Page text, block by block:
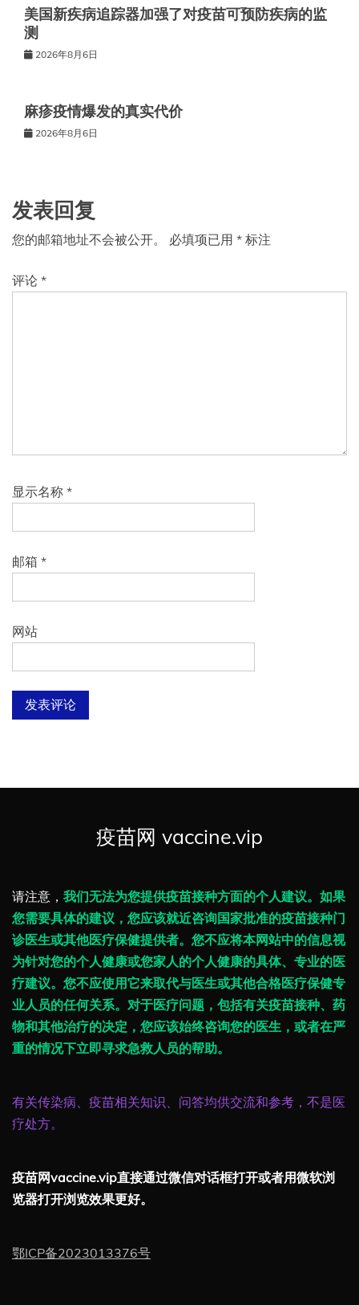
美国新疾病追踪器加强了对疫苗可预防疾病的监
测
2026年8月6日
麻疹疫情爆发的真实代价
2026年8月6日
发表回复
您的邮箱地址不会被公开。 必填项已用 * 标注
评论 *
显示名称 *
邮箱 *
网站
疫苗网 vaccine.vip
请注意， 我们无法为您提供疫苗接种方面的个人建议。如果
您需要具体的建议，您应该就近咨询国家批准的疫苗接种门
诊医生或其他医疗保健提供者。您不应将本网站中的信息视
为针对您的个人健康或您家人的个人健康的具体、专业的医
疗建议。您不应使用它来取代与医生或其他合格医疗保健专
业人员的任何关系。对于医疗问题，包括有关疫苗接种、药
物和其他治疗的决定，您应该始终咨询您的医生，或者在严
重的情况下立即寻求急救人员的帮助。
有关传染病、疫苗相关知识、问答均供交流和参考，不是医
疗处方。
疫苗网vaccine.vip直接通过微信对话框打开或者用微软浏
览器打开浏览效果更好。
鄂ICP备2023013376号